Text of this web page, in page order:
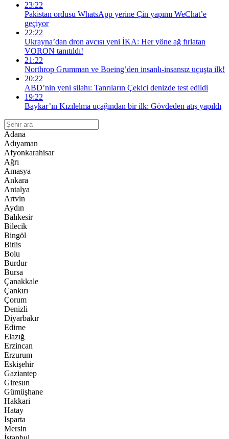
23:22
Pakistan ordusu WhatsApp yerine Çin yapımı WeChat’e
geçiyor
22:22
Ukrayna’dan dron avcısı yeni İKA: Her yöne ağ fırlatan
VORON tanıtıldı!
21:22
Northrop Grumman ve Boeing’den insanlı-insansız uçuşta ilk!
20:22
ABD’nin yeni silahı: Tanrıların Çekici denizde test edildi
19:22
Baykar’ın Kızılelma uçağından bir ilk: Gövdeden atış yapıldı
Adana
Adıyaman
Afyonkarahisar
Ağrı
Amasya
Ankara
Antalya
Artvin
Aydın
Balıkesir
Bilecik
Bingöl
Bitlis
Bolu
Burdur
Bursa
Çanakkale
Çankırı
Çorum
Denizli
Diyarbakır
Edirne
Elazığ
Erzincan
Erzurum
Eskişehir
Gaziantep
Giresun
Gümüşhane
Hakkari
Hatay
Isparta
Mersin